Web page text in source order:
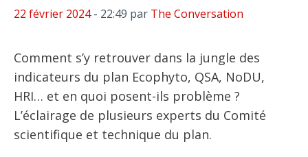
22 février 2024- 22:49 par The Conversation
Comment s’y retrouver dans la jungle des
indicateurs du plan Ecophyto, QSA, NoDU,
HRI… et en quoi posent-ils problème ?
L’éclairage de plusieurs experts du Comité
scientifique et technique du plan.